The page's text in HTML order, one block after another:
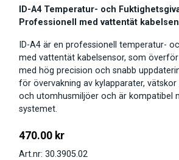
ID-A4 Temperatur- och
Professionell med vattentät
ID-A4 är en professionell temperatur-
med vattentät kabelsensor, som
med hög precision och snabb
för övervakning av kylapparater,
och utomhusmiljöer och är kompatibel
systemet.
470.00 kr
Art.nr: 30.3905.02